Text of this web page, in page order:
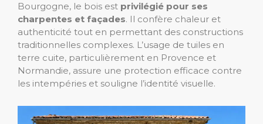
Bourgogne, le bois est privilégié pour ses
charpentes et façades. Il confère chaleur et
authenticité tout en permettant des constructions
traditionnelles complexes. L’usage de tuiles en
terre cuite, particulièrement en Provence et
Normandie, assure une protection efficace contre
les intempéries et souligne l’identité visuelle.